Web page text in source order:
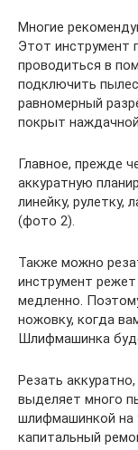
Многие
Этот инструмент
проводиться в
подключить
равномерный
покрыт
Главное, прежде
аккуратную
линейку, рулетку,
(фото 2).
Также можно
инструмент режет
медленно.
ножовку, когда
Шлифмашинка
Резать
выделяет много
шлифмашинкой на
капитальный